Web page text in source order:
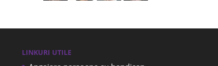
LINKURI UTILE